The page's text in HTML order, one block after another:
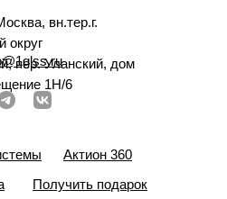
вн.тер.г.
округ
пер. Уланский, дом
1Н/6
Актион 360
Получить подарок